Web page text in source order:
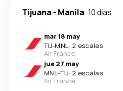
Tijuana- Manila 10 días
mar 18 may
TIJ-MNL· 2 escalas
Air France
jue 27 may
MNL-TIJ· 2 escalas
Air France